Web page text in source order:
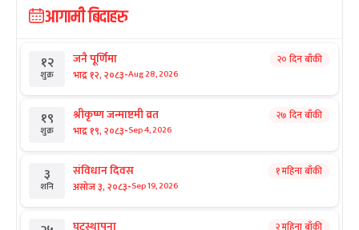
आगामी बिदाहरु
१२
शुक्र
जनै पूर्णिमा
भाद्र १२, २०८३-Aug 28, 2026
२० दिन बाँकी
१९
शुक्र
श्रीकृष्ण जन्माष्टमी व्रत
भाद्र १९, २०८३-Sep 4, 2026
२७ दिन बाँकी
३
शनि
संविधान दिवस
असोज ३, २०८३-Sep 19, 2026
१ महिना बाँकी